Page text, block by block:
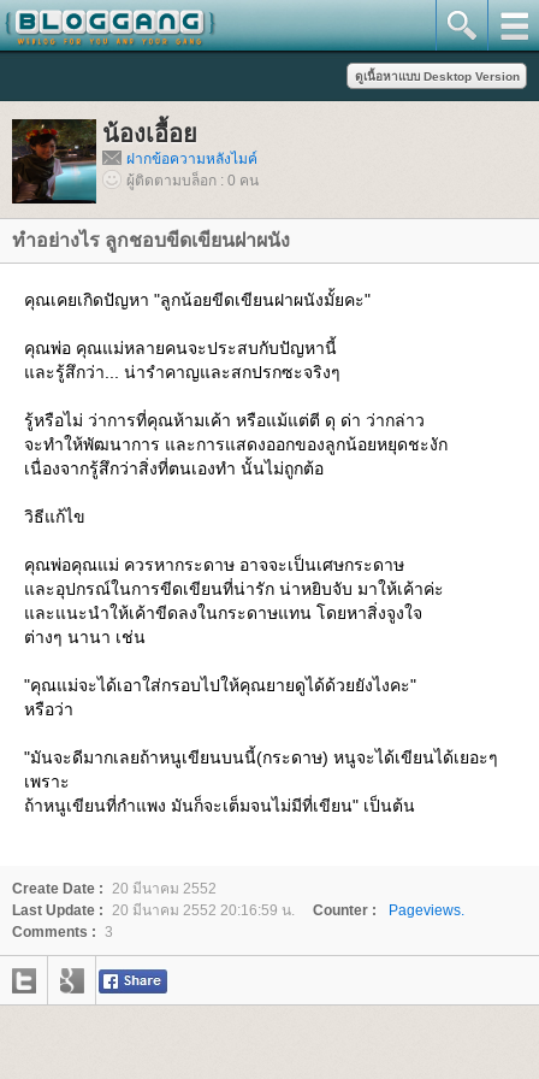
น้องเอื้อ
ฝากข้อความหลังไมค์
ผู้ติดตามบล็อก : 0 คน
ทำอย่างไร ลูกชอบขีดเขียนฝาผนัง
คุณเคยเกิดปัญหา "ลูกน้อยขีดเขียนฝาผนังมั้ยคะ"
คุณพ่อ คุณแม่หลายคนจะประสบกับปัญหานี้
ละรู้สึกว่า... น่ารำคาญและสกปรกซะจริงๆ
รู้หรือไม่ ว่าการที่คุณห้ามเค้า หรือแม้แต่ตี ดุ ด่า ว่ากล่าว
จะทำให้พัฒนาการ และการแสดงออกของลูกน้อยหยุดชะงัก
เนื่องจากรู้สึกว่าสิ่งที่ตนเองทำ นั้นไม่ถูกต้อ
วิธีแก้ไข
คุณพ่อคุณแม่ ควรหากระดาษ อาจจะเป็นเศษกระดาษ
ละอุปกรณ์ในการขีดเขียนที่น่ารัก น่าหยิบจับ มาให้เค้าค่ะ
ละแนะนำให้เค้าขีดลงในกระดาษแทน โดยหาสิ่งจูงใจ
ต่างๆ นานา เช่น
"คุณแม่จะได้เอาใส่กรอบไปให้คุณยายดูได้ด้วยยังไงคะ"
หรือว่า
"มันจะดีมากเลยถ้าหนูเขียนบนนี้(กระดาษ) หนูจะได้เขียนได้เยอะๆ
เพราะ
ถ้าหนูเขียนที่กำแพง มันก็จะเต็มจนไม่มีที่เขียน" เป็นต้น
Create Date : 20 มีนาคม 2552
Last Update : 20 มีนาคม 2552 20:16:59 น. Counter :
Pageviews.
Comments : 3